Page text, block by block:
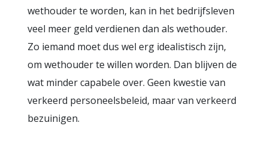
wethouder te worden, kan in het bedrijfsleven
veel meer geld verdienen dan als wethouder.
Zo iemand moet dus wel erg idealistisch zijn,
om wethouder te willen worden. Dan blijven de
wat minder capabele over. Geen kwestie van
verkeerd personeelsbeleid, maar van verkeerd
bezuinigen.